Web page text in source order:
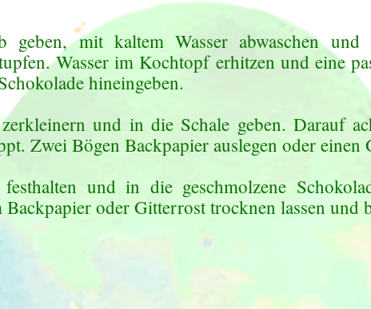
geben, mit kaltem Wasser abwaschen
Wasser im Kochtopf erhitzen und eine
hineingeben.
und in die Schale geben. Darauf
Zwei Bögen Backpapier auslegen oder einen
und in die geschmolzene
oder Gitterrost trocknen lassen und